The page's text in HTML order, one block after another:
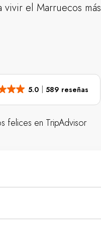
vivir el Marruecos más
5.0 589 reseñas
felices en TripAdvisor